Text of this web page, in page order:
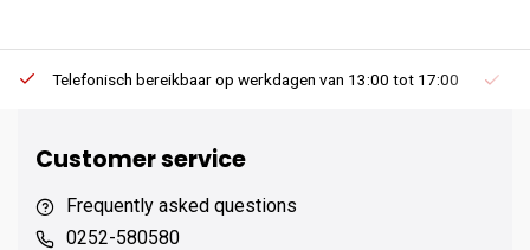
Telefonisch bereikbaar op werkdagen van 13:00 tot 17:00
Customer service
Frequently asked questions
0252-580580